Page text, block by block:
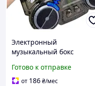
Электронный
музыкальный бокс
аккумуляторе, в коробке
р.30,5x27,5x4,6 см, Yg Toys
Готово к отправке
от 186₴/мес